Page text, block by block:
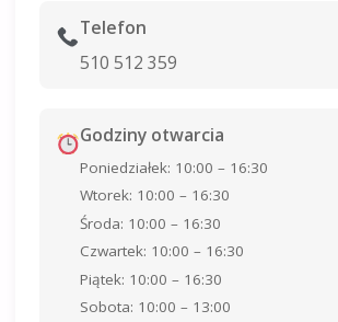
Telefon
510 512 359
Godziny otwarcia
Poniedziałek: 10:00 – 16:30
Wtorek: 10:00 – 16:30
Środa: 10:00 – 16:30
Czwartek: 10:00 – 16:30
Piątek: 10:00 – 16:30
Sobota: 10:00 – 13:00